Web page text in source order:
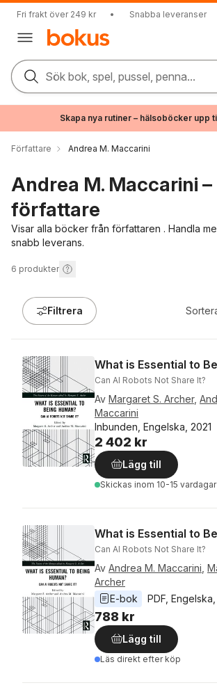
Fri frakt över 249 kr • Snabba leveranser
Sök bok, spel, pussel, penna...
Skapa nya rutiner – hälsoböcker upp
Författare Andrea M. Maccarini
Andrea M. Maccarini –
författare
Visar alla böcker från författaren . Handla
snabb leverans.
6 produkter
Filtrera
What is Essential to
Can AI Robots Not Share It?
Av Margaret S. Archer,
Maccarini
Inbunden, Engelska, 2021
2 402 kr
Lägg till
Skickas inom 10-15 vardagar
What is Essential to
Can AI Robots Not Share It?
Av Andrea M. Maccarini
Archer
E-bok
PDF Engelska
788 kr
Lägg till
Läs direkt efter köp